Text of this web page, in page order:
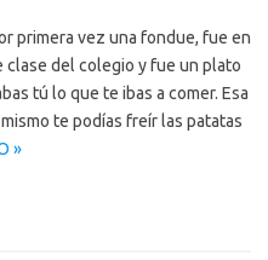
primera vez una fondue, fue en
clase del colegio y fue un plato
tú lo que te ibas a comer. Esa
te podías freír las patatas
»